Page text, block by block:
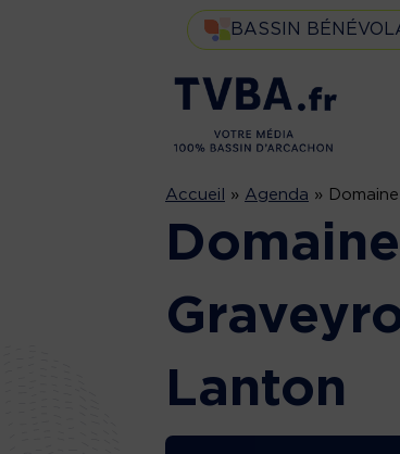
BASSIN
Accueil » Agenda »
Lanton